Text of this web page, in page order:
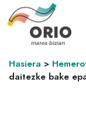
Hasiera >
daitezke bake